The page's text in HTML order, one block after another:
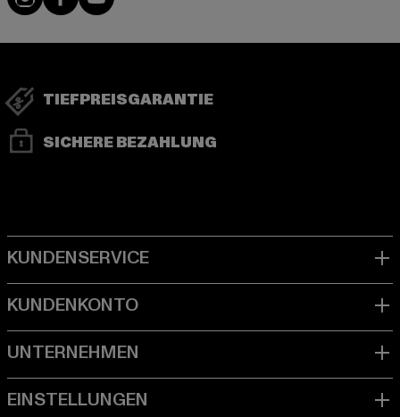
TIEFPREISGARANTIE
SICHERE BEZAHLUNG